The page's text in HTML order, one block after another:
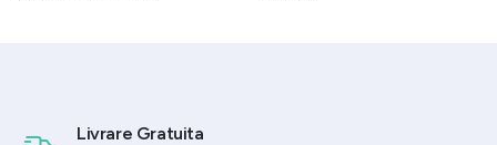
Livrare Gratuita